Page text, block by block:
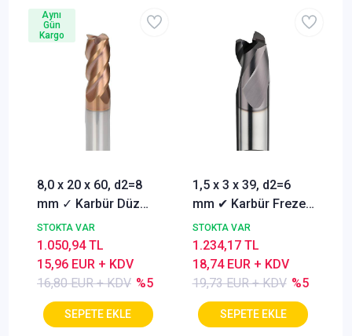
8,0 x 20 x 60, d2=8
mm ✓ Karbür Düz
Freze, Parmak freze
ucu Z=4,TiSiN
Kaplamalı
STOKTA VAR
16,80 EUR + KDV %5
15,96 EUR + KDV
1.050,94 TL
Aynı
Gün
Kargo
1,5 x 3 x 39, d2=6
mm ✔ Karbür Freze
ucu, Z=3, Kaplamalı,
30°
STOKTA VAR
19,73 EUR + KDV %5
18,74 EUR + KDV
1.234,17 TL